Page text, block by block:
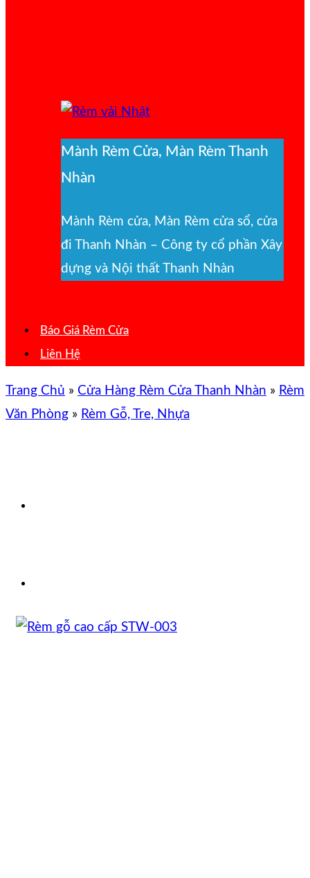
Mành Rèm Cửa, Màn Rèm Thanh
Nhàn
Mành Rèm cửa, Màn Rèm cửa sổ, cửa
đi Thanh Nhàn – Công ty cổ phần Xây
dựng và Nội thất Thanh Nhàn
Báo Giá Rèm Cửa
Liên Hệ
Trang Chủ » Cửa Hàng Rèm Cửa Thanh Nhàn » Rèm
Văn Phòng » Rèm Gỗ, Tre, Nhựa